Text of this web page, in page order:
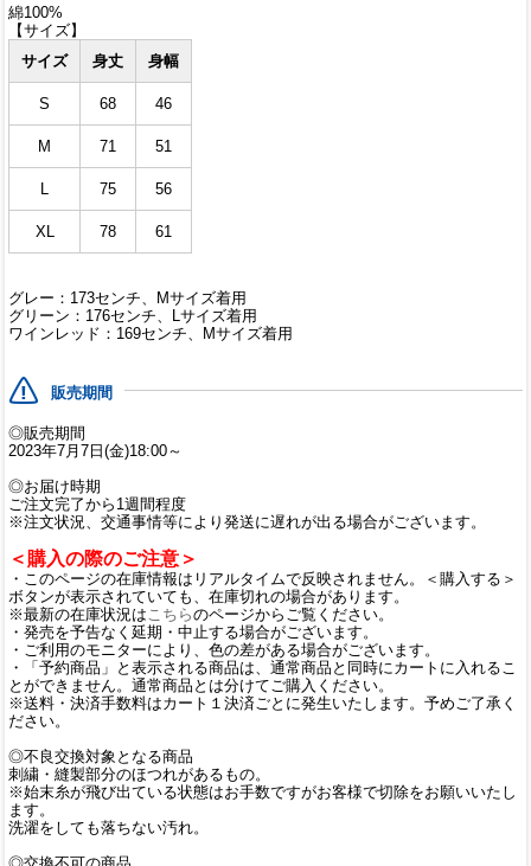
綿100%
【サイズ】
サイズ
身丈 身幅
S 68 46
M 71 51
L 75 56
XL 78 61
グレー：173センチ、Mサイズ着用
グリーン：176センチ、Lサイズ着用
ワインレッド：169センチ、Mサイズ着用
販売期間
◎販売期間
2023年7月7日(金)18:00～
◎お届け時期
ご注文完了から1週間程度
※注文状況、交通事情等により発送に遅れが出る場合がございます。
＜購入の際のご注意＞
・このページの在庫情報はリアルタイムで反映されません。＜購入する＞
ボタンが表示されていても、在庫切れの場合があります。
※最新の在庫状況はこちらのページからご覧ください。
・発売を予告なく延期・中止する場合がございます。
・ご利用のモニターにより、色の差がある場合がございます。
・「予約商品」と表示される商品は、通常商品と同時にカートに入れるこ
とができません。通常商品とは分けてご購入ください。
※送料・決済手数料はカート１決済ごとに発生いたします。予めご了承く
ださい。
◎不良交換対象となる商品
刺繍・縫製部分のほつれがあるもの。
※始末糸が飛び出ている状態はお手数ですがお客様で切除をお願いいたし
ます。
洗濯をしても落ちない汚れ。